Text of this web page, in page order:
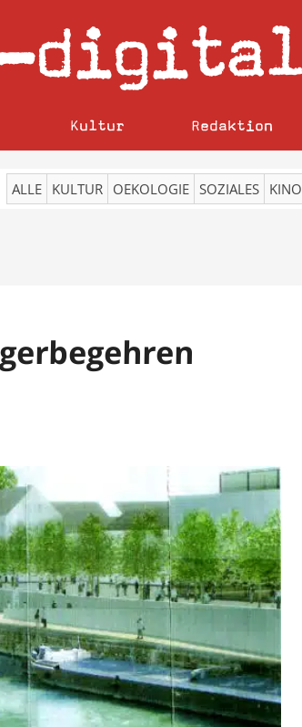
digital
Kultur Redaktion
ALLE KULTUR OEKOLOGIE SOZIALES KINO